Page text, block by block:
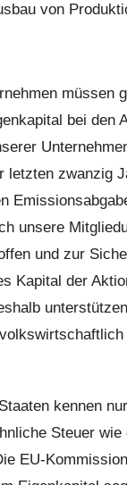
von
müssen
bei den
letzten zwanzig
unsere
und zur
Kapital der
kennen
Steuer
EU-